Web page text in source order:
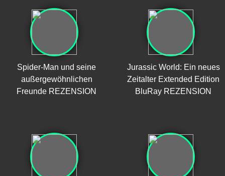
Spider-Man und seine
außergewöhnlichen
Freunde REZENSION
Jurassic World: Ein neues
Zeitalter Extended Edition
BluRay REZENSION